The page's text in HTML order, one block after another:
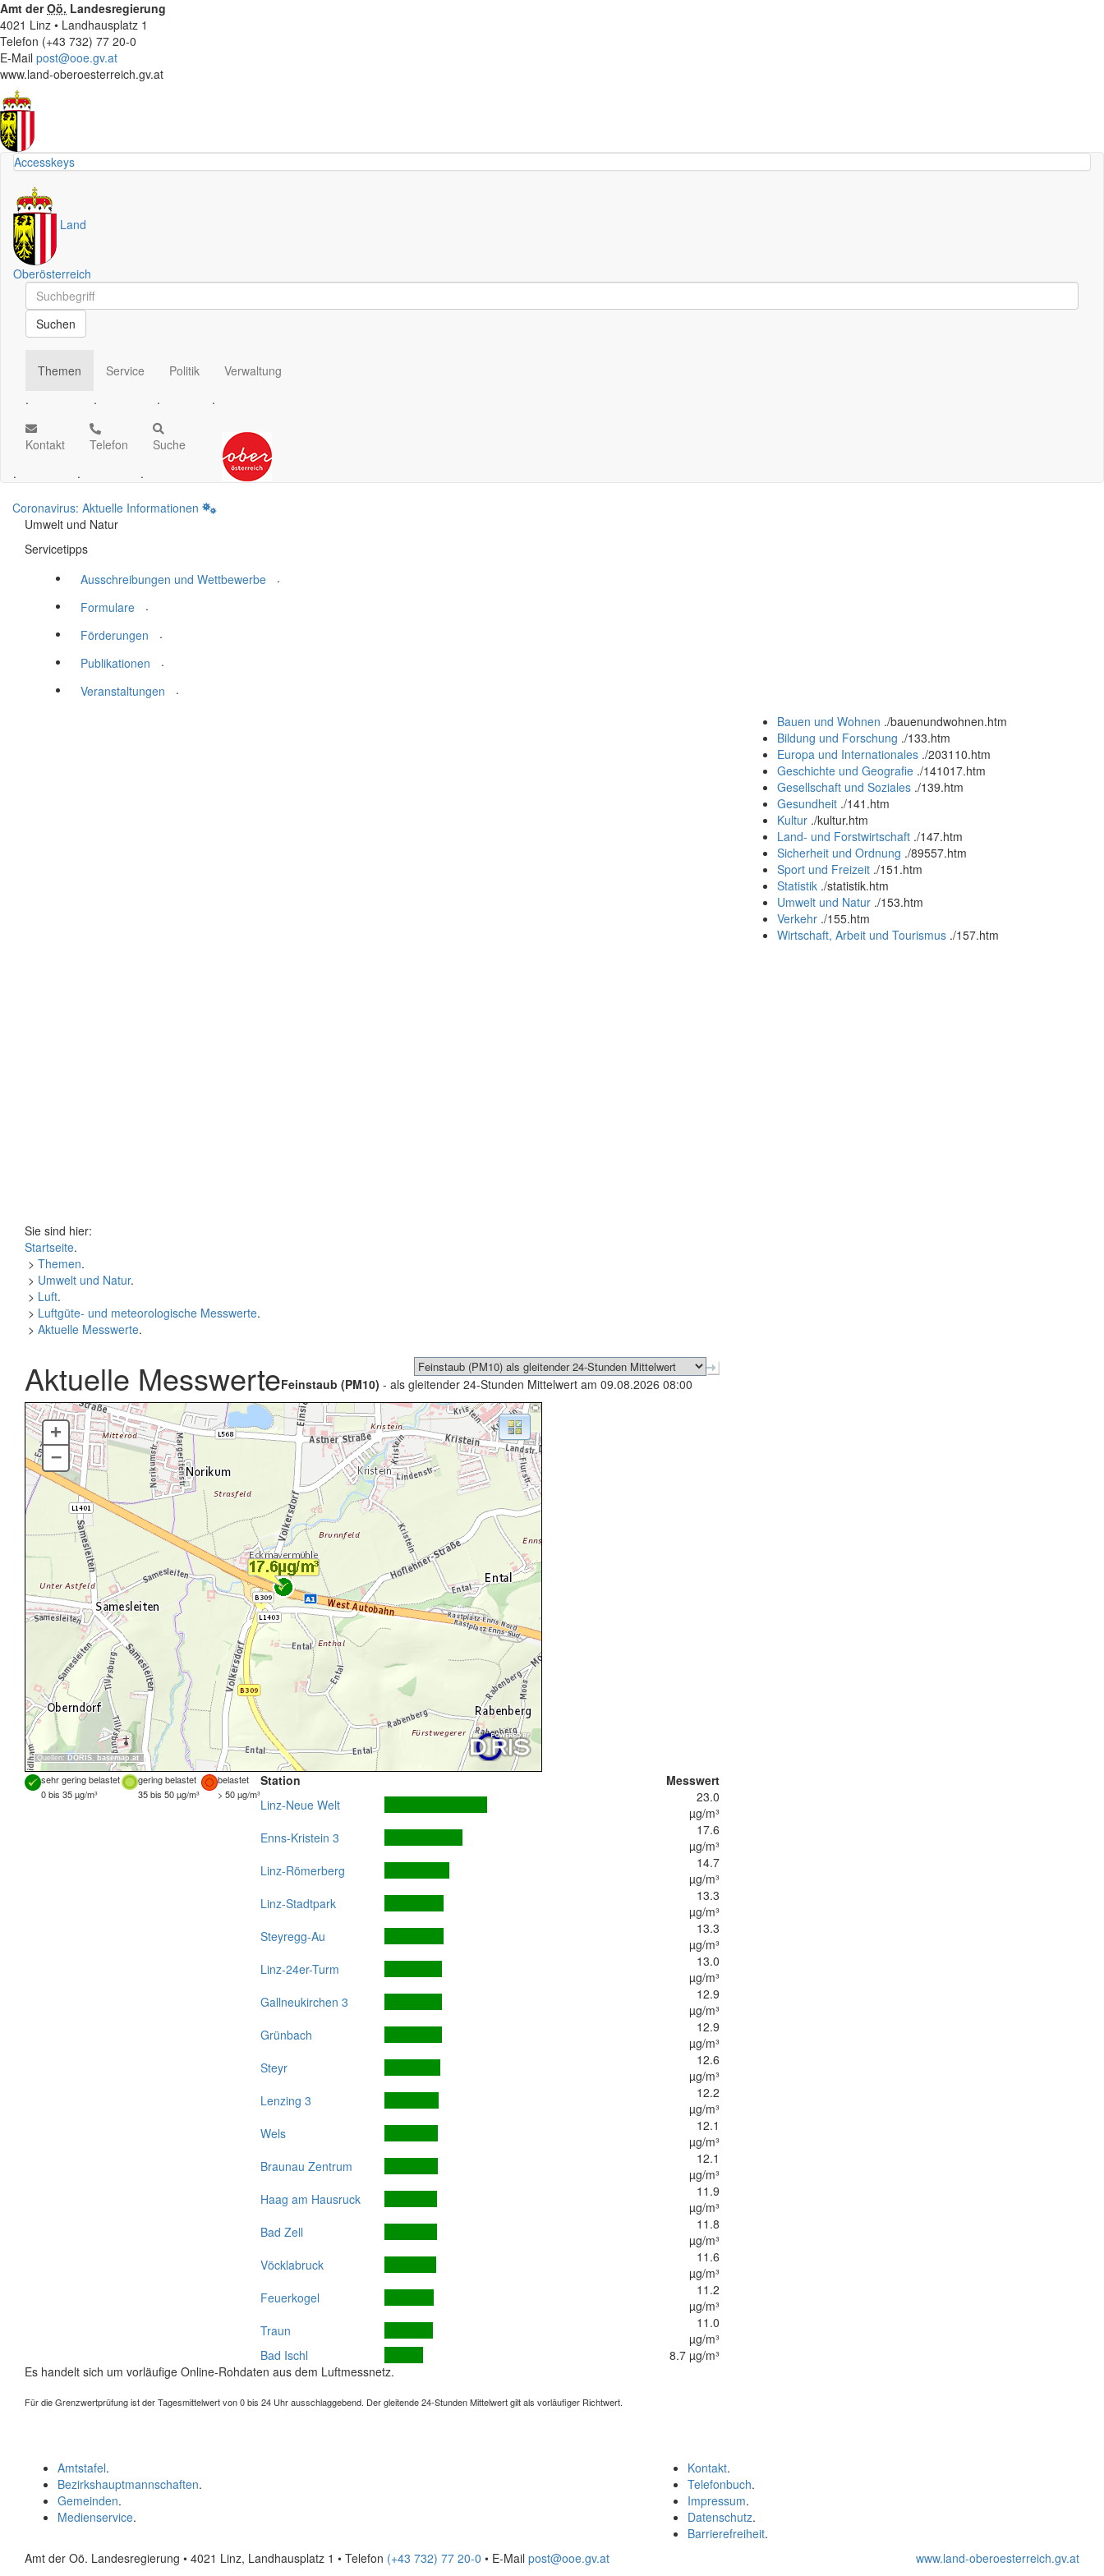
Amt derOö. Landesregierung
4021 Linz • Landhausplatz 1
Telefon (+43 732) 77 20-0
E-Mail post@ooe.gv.at
www.land-oberoesterreich.gv.at
Accesskeys
Land
Oberösterreich
Schnellsuche
Schnellsuche
Suchen
Themen
.
Service
.
Politik
.
Verwaltung
.
Kontakt
.
Telefon
.
Suche
.
Coronavirus: Aktuelle Informationen
Umwelt und Natur
Servicetipps
Ausschreibungen und Wettbewerbe
.
Formulare
.
Förderungen
.
Publikationen
.
Veranstaltungen
.
Bauen und Wohnen ./bauenundwohnen.htm
Bildung und Forschung ./133.htm
Europa und Internationales ./203110.htm
Geschichte und Geografie ./141017.htm
Gesellschaft und Soziales ./139.htm
Gesundheit ./141.htm
Kultur ./kultur.htm
Land- und Forstwirtschaft ./147.htm
Sicherheit und Ordnung ./89557.htm
Sport und Freizeit ./151.htm
Statistik ./statistik.htm
Umwelt und Natur ./153.htm
Verkehr ./155.htm
Wirtschaft, Arbeit und Tourismus ./157.htm
Sie sind hier:
Startseite.
> Themen.
> Umwelt und Natur.
> Luft.
> Luftgüte- und meteorologische Messwerte.
> Aktuelle Messwerte.
Aktuelle MesswerteFeinstaub (PM10) - als gleitender 24-Stunden Mittelwert am 09.08.2026 08:00
Quellen: DORIS, basemap.at
+
–
sehr gering belastet gering belastet
belastet
0 bis 35 µg/m³
35 bis 50 µg/m³ > 50 µg/m³
Station
Messwert
Linz-Neue Welt
23.0
µg/m³
Enns-Kristein 3
17.6
µg/m³
Linz-Römerberg
14.7
µg/m³
Linz-Stadtpark
13.3
µg/m³
Steyregg-Au
13.3
µg/m³
Linz-24er-Turm
13.0
µg/m³
Gallneukirchen 3
12.9
µg/m³
Grünbach
12.9
µg/m³
Steyr
12.6
µg/m³
Lenzing 3
12.2
µg/m³
Wels
12.1
µg/m³
Braunau Zentrum
12.1
µg/m³
Haag am Hausruck
11.9
µg/m³
Bad Zell
11.8
µg/m³
Vöcklabruck
11.6
µg/m³
Feuerkogel
11.2
µg/m³
Traun
11.0
µg/m³
Bad Ischl
8.7 µg/m³
Es handelt sich um vorläufige Online-Rohdaten aus dem Luftmessnetz.
Für die Grenzwertprüfung ist der Tagesmittelwert von 0 bis 24 Uhr ausschlaggebend. Der gleitende 24-Stunden Mittelwert gilt als vorläufiger Richtwert.
Kontakt.
Telefonbuch.
Impressum.
Datenschutz.
Barrierefreiheit.
Amtstafel.
Bezirkshauptmannschaften.
Gemeinden.
Medienservice.
Amt der Oö. Landesregierung • 4021 Linz, Landhausplatz 1 • Telefon (+43 732) 77 20-0 • E-Mail post@ooe.gv.at www.land-oberoesterreich.gv.at